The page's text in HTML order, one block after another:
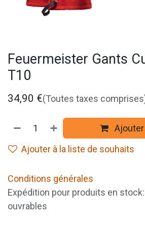
Feuermeister Gants
T10
34,90 €(Toutes taxes
Ajouter à la liste de souhaits
Conditions générales
Expédition pour produits en
ouvrables